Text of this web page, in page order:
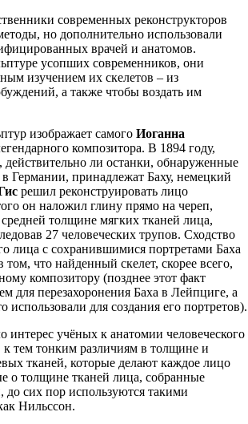
современных реконструкторов
но дополнительно использовали
врачей и анатомов.
усопших современников, они
изучением их скелетов – из
а также чтобы воздать им
изображает самого Иоганна
композитора. В 1894 году,
действительно ли останки, обнаруженные
Германии, принадлежат Баху, немецкий
решил реконструировать лицо
он наложил глину прямо на череп,
толщине мягких тканей лица,
27 человеческих трупов. Сходство
лица с сохранившимися портретами Баха
том, что найденный скелет, скорее всего,
композитору (позднее этот факт
для перезахоронения Баха в Лейпциге, а
использовали для создания его портретов).
интерес учёных к анатомии человеческого
к тем тонким различиям в толщине и
тканей, которые делают каждое лицо
о толщине тканей лица, собранные
сих пор используются такими
Нильссон.